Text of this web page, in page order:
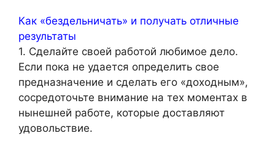
Как «бездельничать» и получать отличные
результаты
1. Сделайте своей работой любимое дело.
Если пока не удается определить свое
предназначение и сделать его «доходным»,
сосредоточьте внимание на тех моментах в
нынешней работе, которые доставляют
удовольствие.